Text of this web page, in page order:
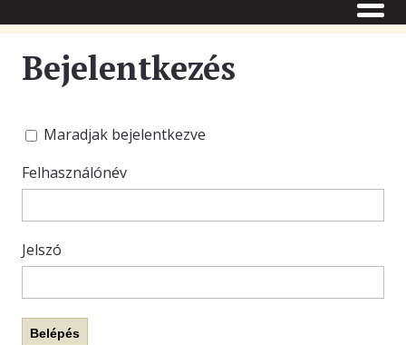
CIKKEK
TŐZSDE FÓRUM
TUDÁSTÁR
RSS OLVASÓ
ELŐFIZETÉS
Bejelentkezés
Maradjak bejelentkezve
Felhasználónév
Jelszó
Belépés